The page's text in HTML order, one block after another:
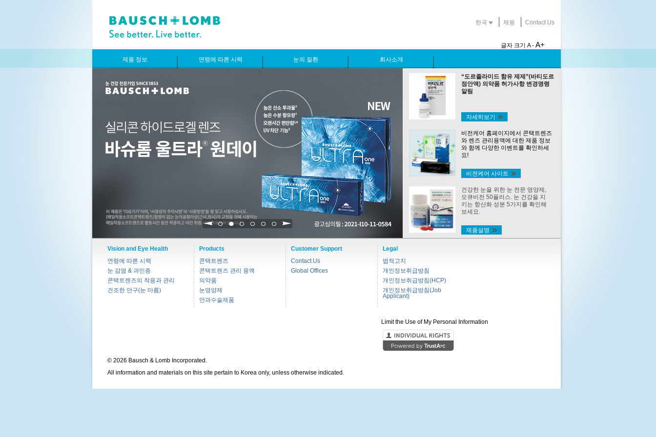
한국 채용 Contact Us
글자 크기 A - A+
제품 정보 연령에 따른 시력 눈의 질환 회사소개
1 2 3 4 5 6
“도르졸라미드 함유 제제”(바티도르
점안액) 의약품 허가사항 변경명령
알림
자세히보기
비전케어 홈페이지에서 콘택트렌즈
와 렌즈 관리용액에 대한 제품 정보
와 함께 다양한 이벤트를 확인하세
요!
비젼케어 사이트
건강한 눈을 위한 눈 전문 영양제,
오큐비전 50플러스. 눈 건강을 지
키는 항산화 성분 5가지를 확인해
보세요.
제품설명
Vision and Eye Health
연령에 따른 시력
눈 감염 & 과민증
콘택트렌즈의 착용과 관리
건조한 안구(눈 마름)
Products
콘택트렌즈
콘택트렌즈 관리 용액
의약품
눈영양제
안과수술제품
Customer Support
Contact Us
Global Offices
Legal
법적고지
개인정보취급방침
개인정보취급방침(HCP)
개인정보취급방침(Job
Applicant)
Limit the Use of My Personal Information
© 2026 Bausch & Lomb Incorporated.
All information and materials on this site pertain to Korea only, unless otherwise indicated.